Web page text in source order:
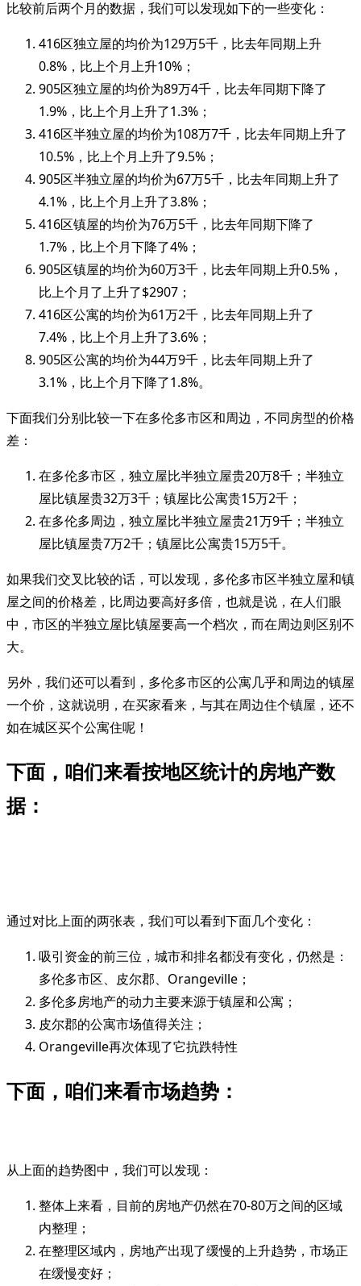
比较前后两个月的数据，我们可以发现如下的一些变化：
416区独立屋的均价为129万5千，比去年同期上升
0.8%，比上个月上升10%；
905区独立屋的均价为89万4千，比去年同期下降了
1.9%，比上个月上升了1.3%；
416区半独立屋的均价为108万7千，比去年同期上升了
10.5%，比上个月上升了9.5%；
905区半独立屋的均价为67万5千，比去年同期上升了
4.1%，比上个月上升了3.8%；
416区镇屋的均价为76万5千，比去年同期下降了
1.7%，比上个月下降了4%；
905区镇屋的均价为60万3千，比去年同期上升0.5%，
比上个月了上升了$2907；
416区公寓的均价为61万2千，比去年同期上升了
7.4%，比上个月上升了3.6%；
905区公寓的均价为44万9千，比去年同期上升了
3.1%，比上个月下降了1.8%。
下面我们分别比较一下在多伦多市区和周边，不同房型的价格
差：
在多伦多市区，独立屋比半独立屋贵20万8千；半独立
屋比镇屋贵32万3千；镇屋比公寓贵15万2千；
在多伦多周边，独立屋比半独立屋贵21万9千；半独立
屋比镇屋贵7万2千；镇屋比公寓贵15万5千。
如果我们交叉比较的话，可以发现，多伦多市区半独立屋和镇
屋之间的价格差，比周边要高好多倍，也就是说，在人们眼
中，市区的半独立屋比镇屋要高一个档次，而在周边则区别不
大。
另外，我们还可以看到，多伦多市区的公寓几乎和周边的镇屋
一个价，这就说明，在买家看来，与其在周边住个镇屋，还不
如在城区买个公寓住呢！
下面，咱们来看按地区统计的房地产数
据：
通过对比上面的两张表，我们可以看到下面几个变化：
吸引资金的前三位，城市和排名都没有变化，仍然是：
多伦多市区、皮尔郡、Orangeville；
多伦多房地产的动力主要来源于镇屋和公寓；
皮尔郡的公寓市场值得关注；
Orangeville再次体现了它抗跌特性
下面，咱们来看市场趋势：
从上面的趋势图中，我们可以发现：
整体上来看，目前的房地产仍然在70-80万之间的区域
内整理；
在整理区域内，房地产出现了缓慢的上升趋势，市场正
在缓慢变好；